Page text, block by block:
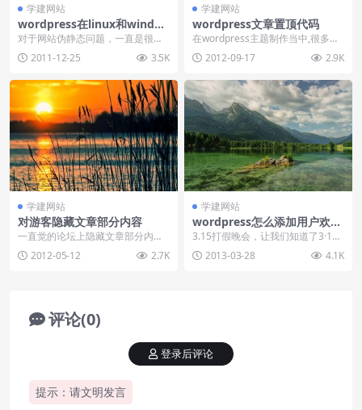
学建网站
wordpress在linux和windo
ws主机下怎么实现伪静态？
对于网站伪静态问题，一直是很多
学员纠结的地方，网上虽然也能搜
索到很多，但是很多也...
2011-12-25 3.5K
学建网站
wordpress文章置顶代码
在wordpress主题制作当中,很多时
候我们需要把某些有意义的文章置
顶显示,当...
2012-09-17 2.9K
学建网站
对游客隐藏文章部分内容
一直觉的论坛上隐藏文章部分内容
的功能很羡慕，最近小川狂翻了下
互联网，竟然也找到了...
2012-05-12 2.7K
学建网站
wordpress怎么添加用户欢迎
回来问候语
3.15打假晚会，让我们知道了3·15
只是一门生意，因为被爆的Cookie
隐私问...
2013-03-28 4.1K
评论(0)
提示：请文明发言
登录后评论